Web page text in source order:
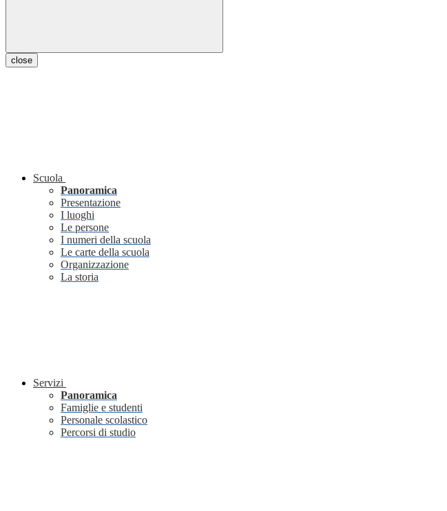
close
Scuola
Panoramica
Presentazione
I luoghi
Le persone
I numeri della scuola
Le carte della scuola
Organizzazione
La storia
Servizi
Panoramica
Famiglie e studenti
Personale scolastico
Percorsi di studio